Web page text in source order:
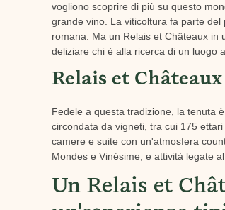
vogliono scoprire di più su questo
grande vino. La viticoltura fa parte
romana. Ma un Relais et Châteaux in
deliziare chi è alla ricerca di un luogo
Relais et
Fedele a questa tradizione, la tenuta
circondata da vigneti, tra cui 175
camere e suite con un'atmosfera
Mondes e Vinésime, e attività legate
Un Relais et